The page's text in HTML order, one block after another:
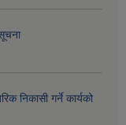
निकासी गर्ने कार्यको